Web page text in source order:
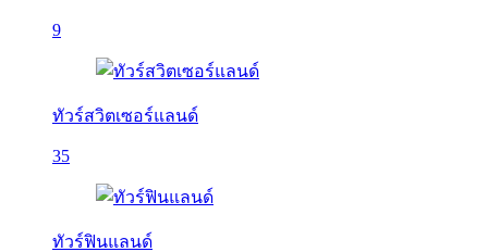
9
ทัวร์สวิตเซอร์แลนด์
35
ทัวร์ฟินแลนด์